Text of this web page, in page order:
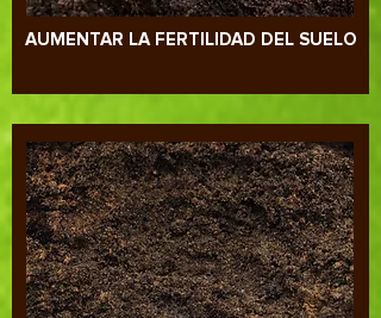
AUMENTAR LA FERTILIDAD DEL SUELO